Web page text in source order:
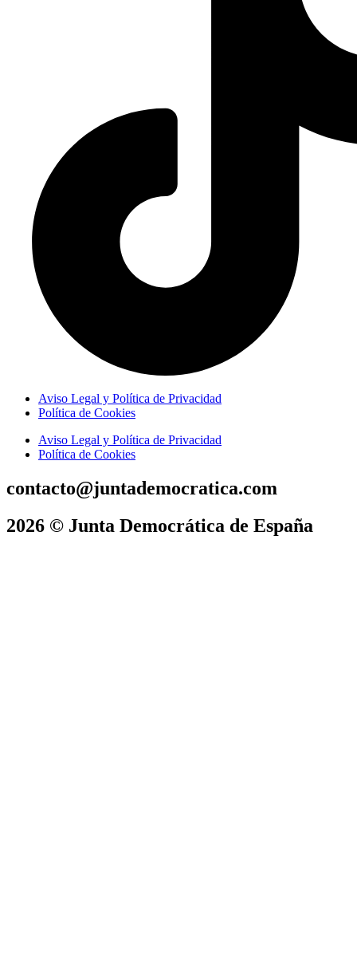
Aviso Legal y Política de Privacidad
Política de Cookies
Aviso Legal y Política de Privacidad
Política de Cookies
contacto@juntademocratica.com
2026 © Junta Democrática de España